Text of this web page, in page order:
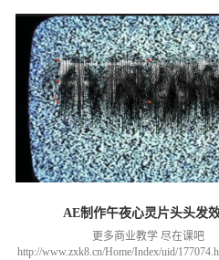
AE制作午夜心灵片头头发
更多商业教学 尽在课吧
http://www.zxk8.cn/Home/Index/uid/